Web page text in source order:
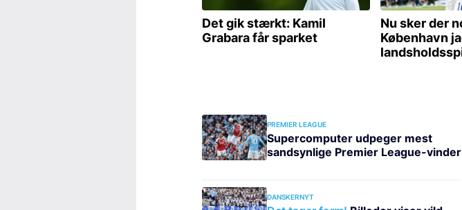
PREMIER LEAGUE
Supercomputer udpeger mest
sandsynlige Premier League-vinder
DANSKERNYT